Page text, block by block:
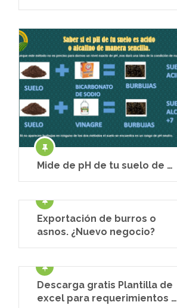
Mide de pH de tu suelo de …
Exportación de burros o
asnos. ¿Nuevo negocio?
Descarga gratis Plantilla de
excel para requerimientos …